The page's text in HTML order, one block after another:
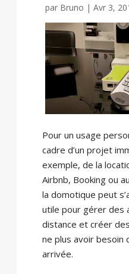
par Bruno | Avr 3,
Pour un usage
cadre d’un projet
exemple, de la
Airbnb, Booking ou
la domotique peut
utile pour gérer des
distance et créer
ne plus avoir besoin
arrivée.